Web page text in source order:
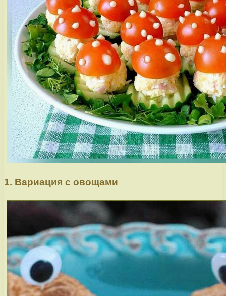
1. Вариация с овощами